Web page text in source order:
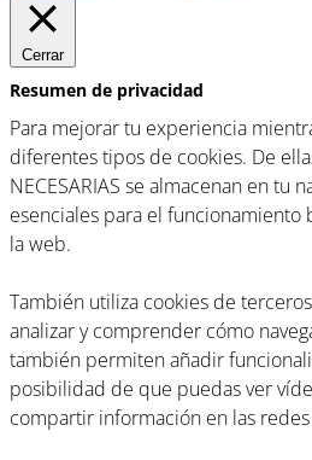
Cerrar
Resumen de privacidad
Para mejorar tu experiencia
diferentes tipos de cookies. De
NECESARIAS se almacenan en tu
esenciales para el funcionamiento
la web.
También utiliza cookies de
analizar y comprender cómo
también permiten añadir
posibilidad de que puedas ver
compartir información en las redes